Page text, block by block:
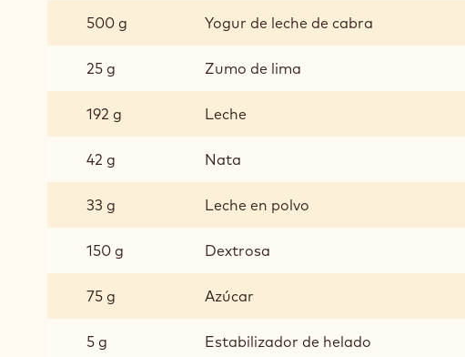
YOGUR
LECHE
500 g Yogur de leche de cabra
25 g Zumo de lima
192 g Leche
42 g Nata
33 g Leche en polvo
150 g Dextrosa
75 g Azúcar
5 g Estabilizador de helado